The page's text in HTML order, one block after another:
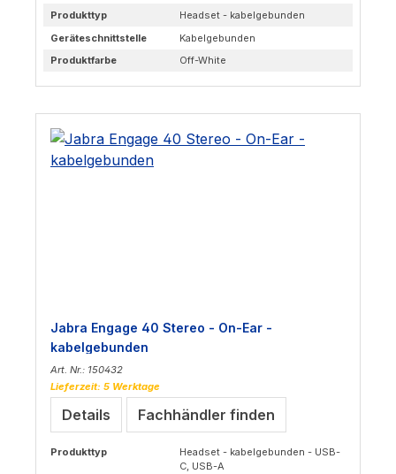
Produkttyp
Headset - kabelgebunden
Geräteschnittstelle
Kabelgebunden
Produktfarbe
Off-White
Jabra Engage 40 Stereo - On-Ear -
kabelgebunden
Art. Nr.: 150432
Lieferzeit: 5 Werktage
Details Fachhändler finden
Produkttyp
Headset - kabelgebunden - USB-
C, USB-A